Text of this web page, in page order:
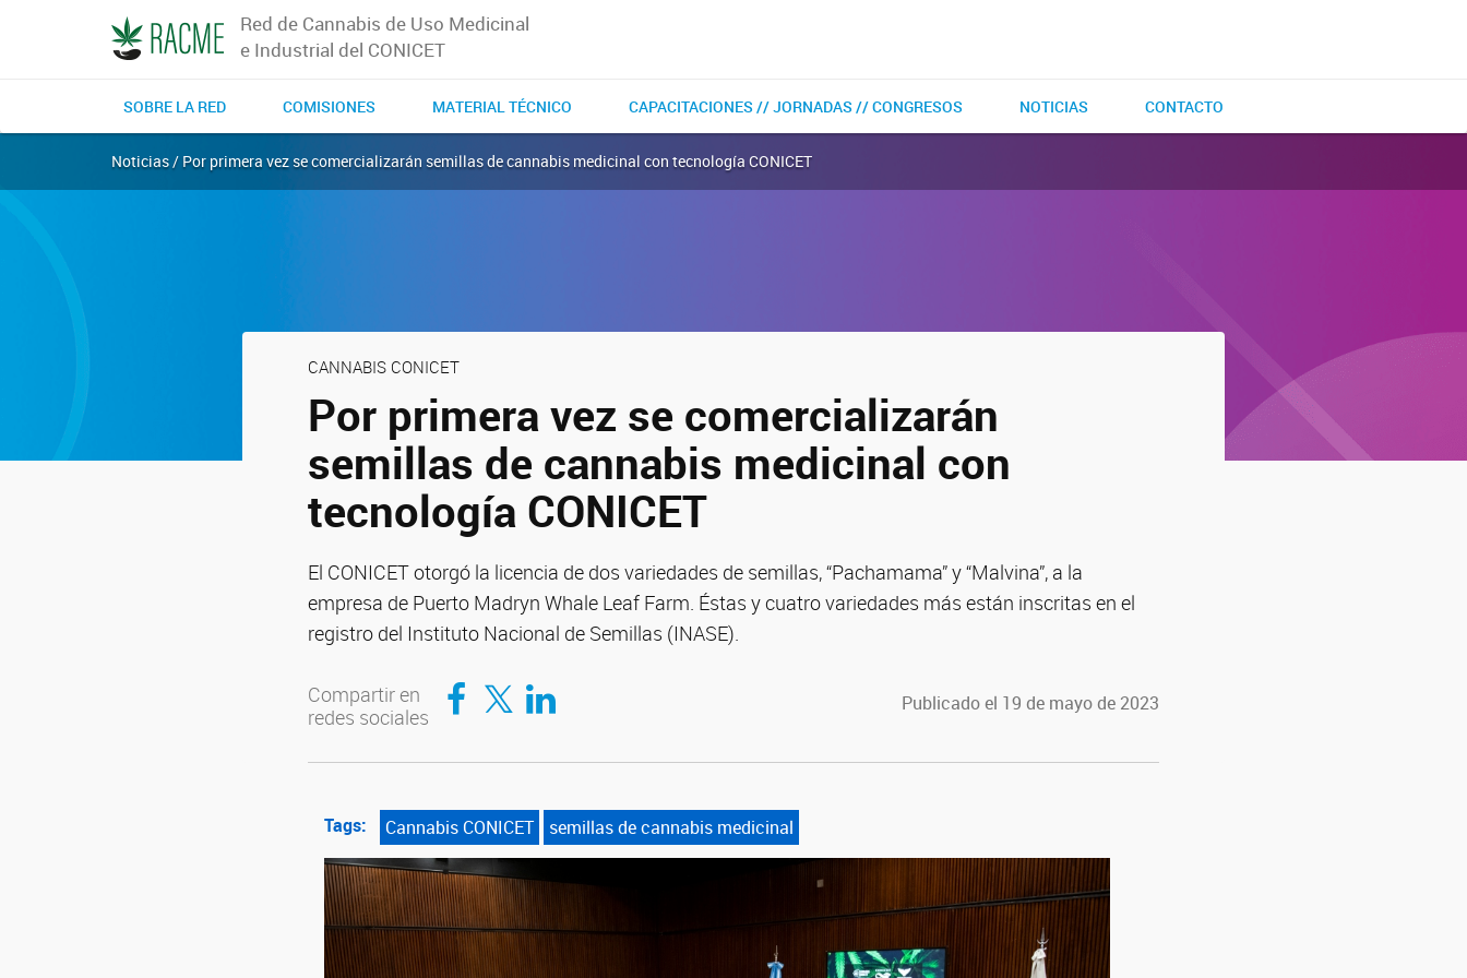
Red de Cannabis de Uso Medicinal
e Industrial del CONICET
SOBRE LA RED COMISIONES MATERIAL TÉCNICO CAPACITACIONES // JORNADAS // CONGRESOS NOTICIAS CONTACTO
Noticias / Por primera vez se comercializarán semillas de cannabis medicinal con tecnología CONICET
CANNABIS CONICET
Por primera vez se comercializarán
semillas de cannabis medicinal con
tecnología CONICET
El CONICET otorgó la licencia de dos variedades de semillas, “Pachamama” y “Malvina”, a la
empresa de Puerto Madryn Whale Leaf Farm. Éstas y cuatro variedades más están inscritas en el
registro del Instituto Nacional de Semillas (INASE).
Compartir en
redes sociales
Compartir en Facebook Compartir en Twitter Compartir en LinkedIn Publicado el 19 de mayo de 2023
Tags: Cannabis CONICET semillas de cannabis medicinal